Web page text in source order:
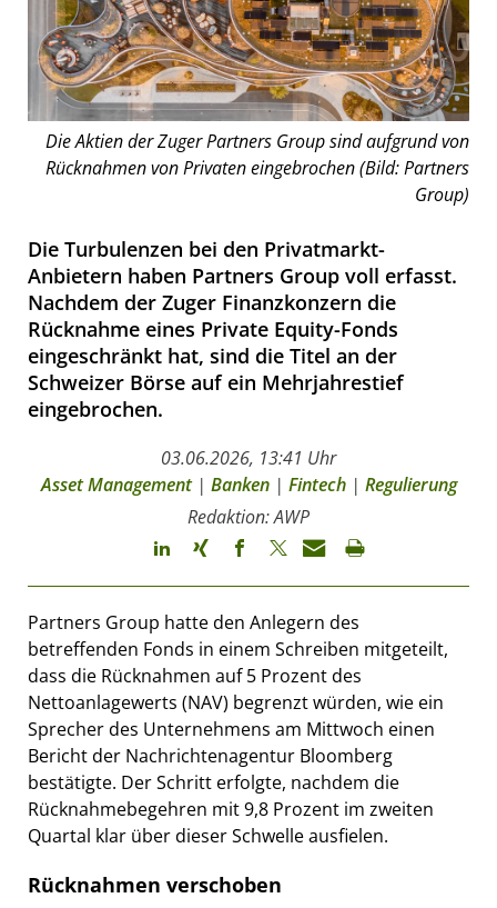
Die Aktien der Zuger Partners Group sind aufgrund von
Rücknahmen von Privaten eingebrochen (Bild: Partners
Group)
Die Turbulenzen bei den Privatmarkt-
Anbietern haben Partners Group voll erfasst.
Nachdem der Zuger Finanzkonzern die
Rücknahme eines Private Equity-Fonds
eingeschränkt hat, sind die Titel an der
Schweizer Börse auf ein Mehrjahrestief
eingebrochen.
03.06.2026, 13:41 Uhr
Asset Management| Banken| Fintech| Regulierung
Redaktion: AWP
Partners Group hatte den Anlegern des
betreffenden Fonds in einem Schreiben mitgeteilt,
dass die Rücknahmen auf 5 Prozent des
Nettoanlagewerts (NAV) begrenzt würden, wie ein
Sprecher des Unternehmens am Mittwoch einen
Bericht der Nachrichtenagentur Bloomberg
bestätigte. Der Schritt erfolgte, nachdem die
Rücknahmebegehren mit 9,8 Prozent im zweiten
Quartal klar über dieser Schwelle ausfielen.
Rücknahmen verschoben